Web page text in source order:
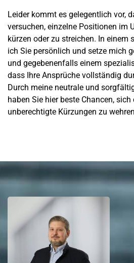
Leider kommt es gelegentlich vor,
versuchen, einzelne Positionen im
kürzen oder zu streichen. In einem
ich Sie persönlich und setze mich
und gegebenenfalls einem
dass Ihre Ansprüche vollständig
Durch meine neutrale und
haben Sie hier beste Chancen,
unberechtigte Kürzungen zu